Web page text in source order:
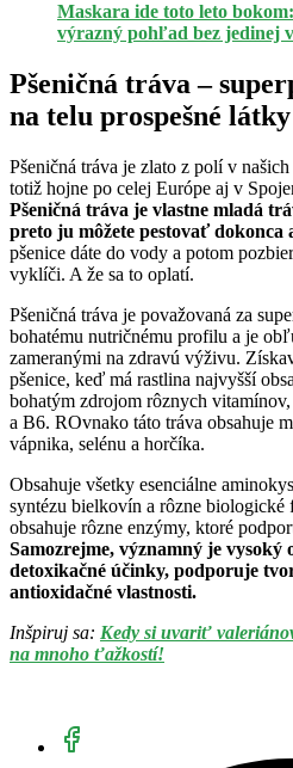
Maskara ide toto leto
výrazný pohľad bez jedinej
Pšeničná tráva –
na telu prospešné látky
Pšeničná tráva je zlato z polí v
totiž hojne po celej Európe aj v
Pšeničná tráva je vlastne mladá
preto ju môžete pestovať dokonca
pšenice dáte do vody a potom
vyklíči. A že sa to oplatí.
Pšeničná tráva je považovaná za
bohatému nutričnému profilu a je
zameranými na zdravú výživu.
pšenice, keď má rastlina najvyšší
bohatým zdrojom rôznych
a B6. ROvnako táto tráva obsahuje
vápnika, selénu a horčíka.
Obsahuje všetky esenciálne
syntézu bielkovín a rôzne biologické
obsahuje rôzne enzýmy, ktoré
Samozrejme, významný je
detoxikačné účinky, podporuje
antioxidačné vlastnosti.
Inšpiruj sa: Kedy si uvariť
na mnoho ťažkostí!